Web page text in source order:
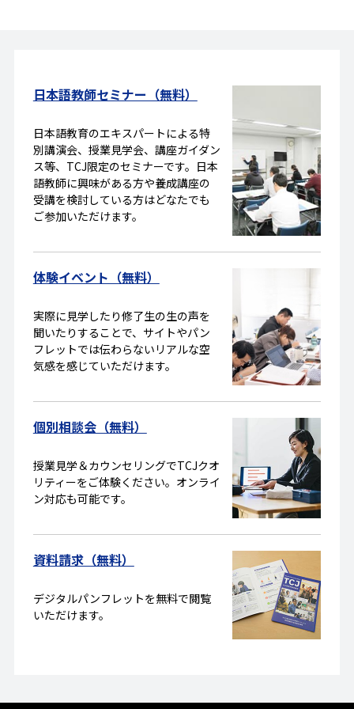
日本語教師セミナー（無料）
日本語教育のエキスパートによる特
別講演会、授業見学会、講座ガイダン
ス等、TCJ限定のセミナーです。日本
語教師に興味がある方や養成講座の
受講を検討している方はどなたでも
ご参加いただけます。
体験イベント（無料）
実際に見学したり修了生の生の声を
聞いたりすることで、サイトやパン
フレットでは伝わらないリアルな空
気感を感じていただけます。
個別相談会（無料）
授業見学＆カウンセリングでTCJクオ
リティーをご体験ください。オンライ
ン対応も可能です。
資料請求（無料）
デジタルパンフレットを無料で閲覧
いただけます。